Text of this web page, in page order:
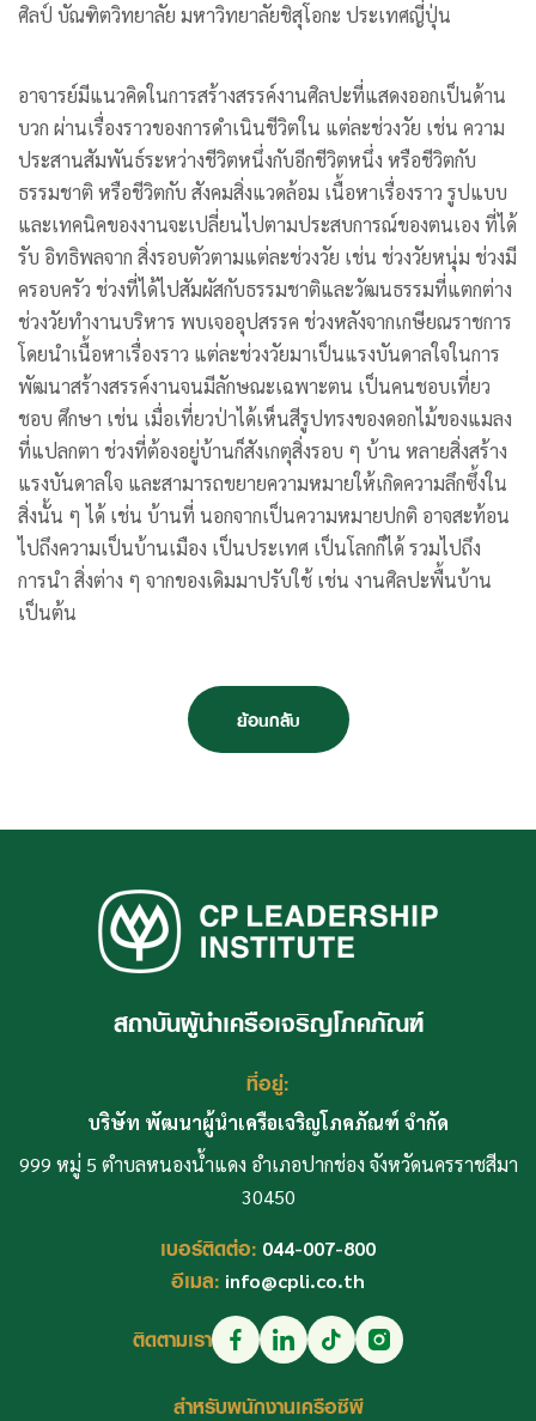
ศิลป์ บัณฑิตวิทยาลัย มหาวิทยาลัยชิสุโอกะ ประเทศญี่ปุ่น
อาจารย์มีแนวคิดในการสร้างสรรค์งานศิลปะที่แสดงออกเป็นด้าน
บวก ผ่านเรื่องราวของการดำเนินชีวิตใน แต่ละช่วงวัย เช่น ความ
ประสานสัมพันธ์ระหว่างชีวิตหนึ่งกับอีกชีวิตหนึ่ง หรือชีวิตกับ
ธรรมชาติ หรือชีวิตกับ สังคมสิ่งแวดล้อม เนื้อหาเรื่องราว รูปแบบ
และเทคนิคของงานจะเปลี่ยนไปตามประสบการณ์ของตนเอง ที่ได้
รับ อิทธิพลจาก สิ่งรอบตัวตามแต่ละช่วงวัย เช่น ช่วงวัยหนุ่ม ช่วงมี
ครอบครัว ช่วงที่ได้ไปสัมผัสกับธรรมชาติและวัฒนธรรมที่แตกต่าง
ช่วงวัยทำงานบริหาร พบเจออุปสรรค ช่วงหลังจากเกษียณราชการ
โดยนำเนื้อหาเรื่องราว แต่ละช่วงวัยมาเป็นแรงบันดาลใจในการ
พัฒนาสร้างสรรค์งานจนมีลักษณะเฉพาะตน เป็นคนชอบเที่ยว
ชอบ ศึกษา เช่น เมื่อเที่ยวป่าได้เห็นสีรูปทรงของดอกไม้ของแมลง
ที่แปลกตา ช่วงที่ต้องอยู่บ้านก็สังเกตุสิ่งรอบ ๆ บ้าน หลายสิ่งสร้าง
แรงบันดาลใจ และสามารถขยายความหมายให้เกิดความลึกซึ้งใน
สิ่งนั้น ๆ ได้ เช่น บ้านที่ นอกจากเป็นความหมายปกติ อาจสะท้อน
ไปถึงความเป็นบ้านเมือง เป็นประเทศ เป็นโลกก็ได้ รวมไปถึง
การนำ สิ่งต่าง ๆ จากของเดิมมาปรับใช้ เช่น งานศิลปะพื้นบ้าน
เป็นต้น
ย้อนกลับ
สถาบันผู้นำเครือเจริญโภคภัณฑ์
ที่อยู่:
บริษัท พัฒนาผู้นำเครือเจริญโภคภัณฑ์ จำกัด
999 หมู่ 5 ตำบลหนองน้ำแดง อำเภอปากช่อง จังหวัดนครราชสีมา
30450
เบอร์ติดต่อ: 044-007-800
อีเมล: info@cpli.co.th
ติดตามเรา
สำหรับพนักงานเครือซีพี